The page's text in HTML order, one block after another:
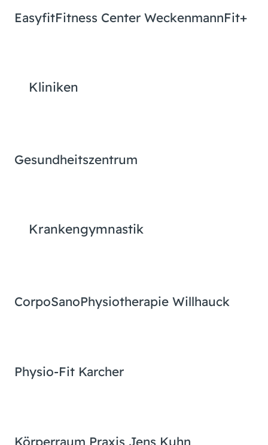
EasyfitFitness Center WeckenmannFit+
Kliniken
Gesundheitszentrum
Krankengymnastik
CorpoSanoPhysiotherapie Willhauck
Physio-Fit Karcher
Körperraum Praxis Jens Kuhn